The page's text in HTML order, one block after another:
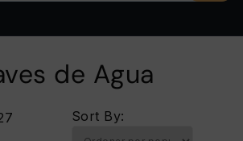
de Agua
Sort By: